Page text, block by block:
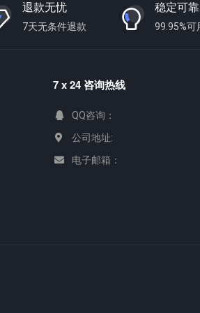
退款无忧
7天无条件退款
稳定可靠
99.95%可
7 x 24 咨询热线
QQ咨询：
公司地址:
电子邮箱：